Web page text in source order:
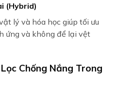
(Hybrid)
lý và hóa học giúp tối ưu
ứng và không để lại vệt
Chống Nắng Trong